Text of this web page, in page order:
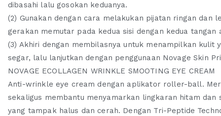
dibasahi lalu gosokan keduanya.
(2) Gunakan dengan cara melakukan pijatan ringan dan
gerakan memutar pada kedua sisi dengan kedua tangan
(3) Akhiri dengan membilasnya untuk menampilkan kulit
segar, lalu lanjutkan dengan penggunaan Novage Skin
NOVAGE ECOLLAGEN WRINKLE SMOOTING EYE CREAM
Anti-wrinkle eye cream dengan aplikator roller-ball.
sekaligus membantu menyamarkan lingkaran hitam
yang tampak halus dan cerah. Dengan Tri-Peptide